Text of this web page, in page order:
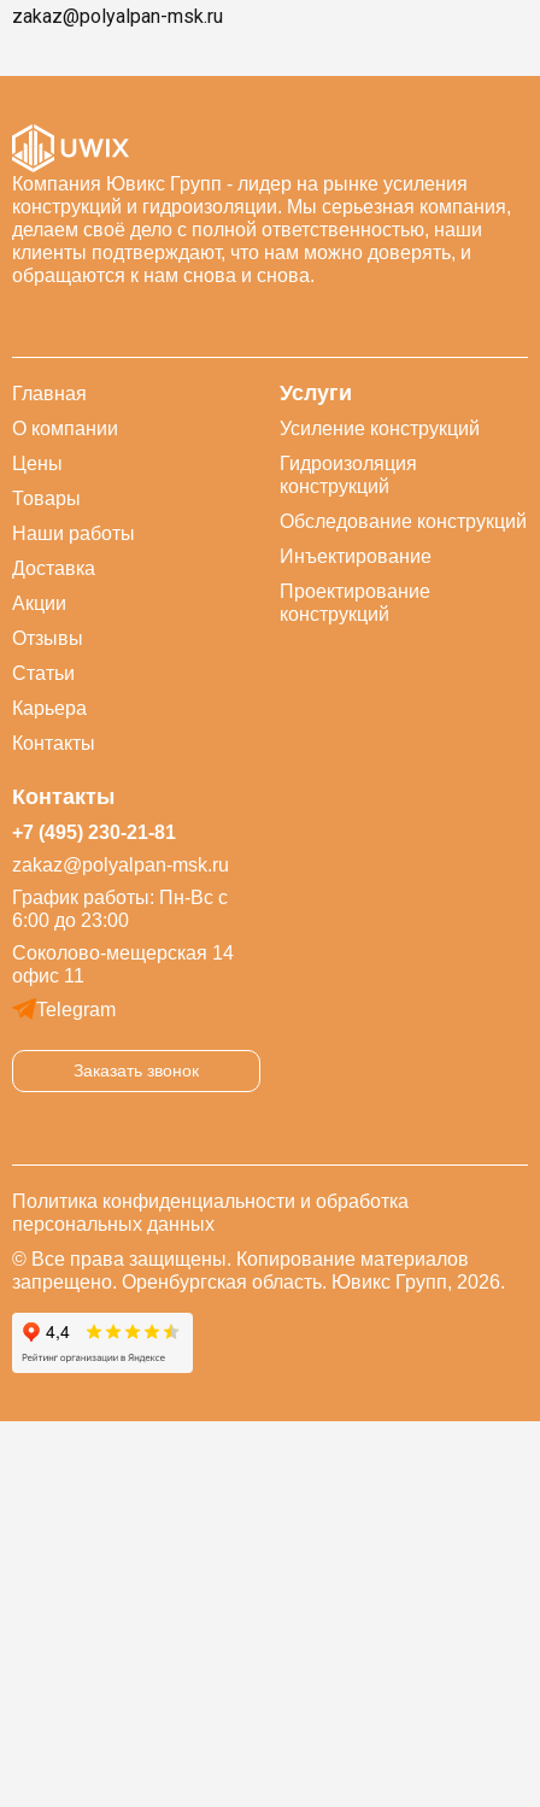
zakaz@polyalpan-msk.ru
Компания Ювикс Групп - лидер на рынке усиления
конструкций и гидроизоляции. Мы серьезная компания,
делаем своё дело с полной ответственностью, наши
клиенты подтверждают, что нам можно доверять, и
обращаются к нам снова и снова.
Главная
О компании
Цены
Товары
Наши работы
Доставка
Акции
Отзывы
Статьи
Карьера
Контакты
Услуги
Усиление конструкций
Гидроизоляция
конструкций
Обследование конструкций
Инъектирование
Проектирование
конструкций
Контакты
+7 (495) 230-21-81
zakaz@polyalpan-msk.ru
График работы: Пн-Вс с
6:00 до 23:00
Соколово-мещерская 14
офис 11
Telegram
Заказать звонок
Политика конфиденциальности и обработка
персональных данных
© Все права защищены. Копирование материалов
запрещено. Оренбургская область. Ювикс Групп, 2026.